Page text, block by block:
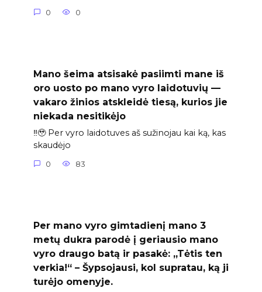
0 0
Mano šeima atsisakė pasiimti mane iš
oro uosto po mano vyro laidotuvių —
vakaro žinios atskleidė tiesą, kurios jie
niekada nesitikėjo
‼️🥹 Per vyro laidotuves aš sužinojau kai ką, kas
skaudėjo
0 83
Per mano vyro gimtadienį mano 3
metų dukra parodė į geriausio mano
vyro draugo batą ir pasakė: „Tėtis ten
verkia!“ – Šypsojausi, kol supratau, ką ji
turėjo omenyje.